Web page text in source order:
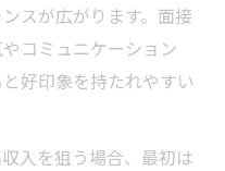
スが広がります。面接
コミュニケーション
好印象を持たれやすい
入を狙う場合、最初は